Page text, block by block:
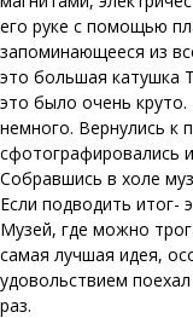
его руке с помощью
запоминающееся из
это большая катушка
это было очень
немного. Вернулись к
сфотографировались
Собравшись в холе
Если подводить итог-
Музей, где можно
самая лучшая идея,
удовольствием
раз.